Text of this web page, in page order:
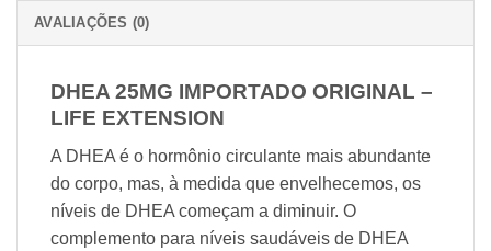
AVALIAÇÕES (0)
DHEA 25MG IMPORTADO ORIGINAL –
LIFE EXTENSION
A DHEA é o hormônio circulante mais abundante
do corpo, mas, à medida que envelhecemos, os
níveis de DHEA começam a diminuir. O
complemento para níveis saudáveis de DHEA